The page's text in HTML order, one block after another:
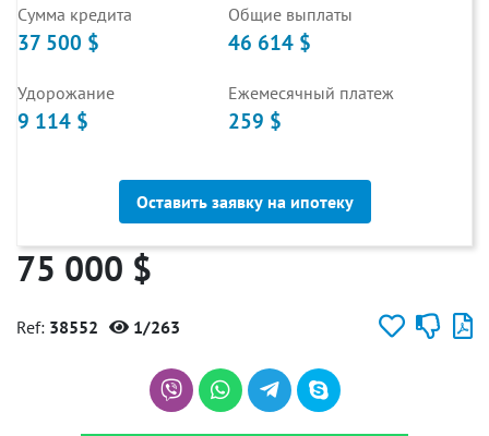
Cумма кредита
37 500 $
Общие выплаты
46 614 $
Удорожание
9 114 $
Ежемесячный платеж
259 $
Оставить заявку на ипотеку
75 000 $
Ref: 38552 1/263